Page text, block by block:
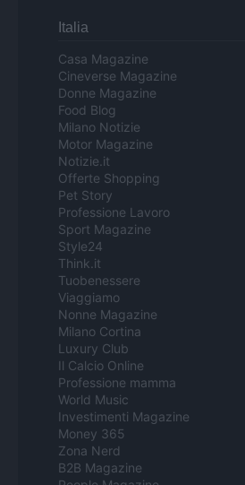
Italia
Casa Magazine
Cineverse Magazine
Donne Magazine
Food Blog
Milano Notizie
Motor Magazine
Notizie.it
Offerte Shopping
Pet Story
Professione Lavoro
Sport Magazine
Style24
Think.it
Tuobenessere
Viaggiamo
Nonne Magazine
Milano Cortina
Luxury Club
Il Calcio Online
Professione mamma
World Music
Investimenti Magazine
Money 365
Zona Nerd
B2B Magazine